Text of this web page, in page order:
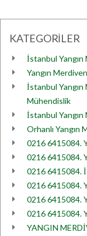
KATEGORİLER
İstanbul Yangın
Yangın
İstanbul Yangın
Mühendislik
İstanbul Yangın
Orhanlı Yangın
0216 6415084.
0216 6415084.
0216 6415084.
0216 6415084.
0216 6415084.
0216 6415084.
YANGIN